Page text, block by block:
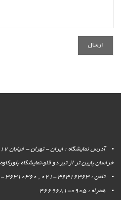
خراسان پایین تر از تیر دو قلو،نمایشگاه بلورکاوه
تلفن : 36316363 -021 , 36310360 -021
همراه : 0905-4669681